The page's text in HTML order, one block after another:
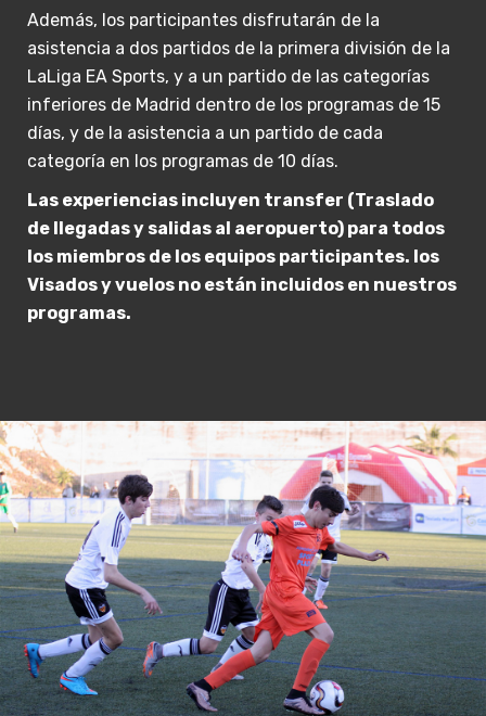
Además, los participantes disfrutarán de la
asistencia a dos partidos de la primera división de la
LaLiga EA Sports, y a un partido de las categorías
inferiores de Madrid dentro de los programas de 15
días, y de la asistencia a un partido de cada
categoría en los programas de 10 días.
Las experiencias incluyen transfer (Traslado
de llegadas y salidas al aeropuerto) para todos
los miembros de los equipos participantes. los
Visados y vuelos no están incluidos en nuestros
programas.
View Fullscreen